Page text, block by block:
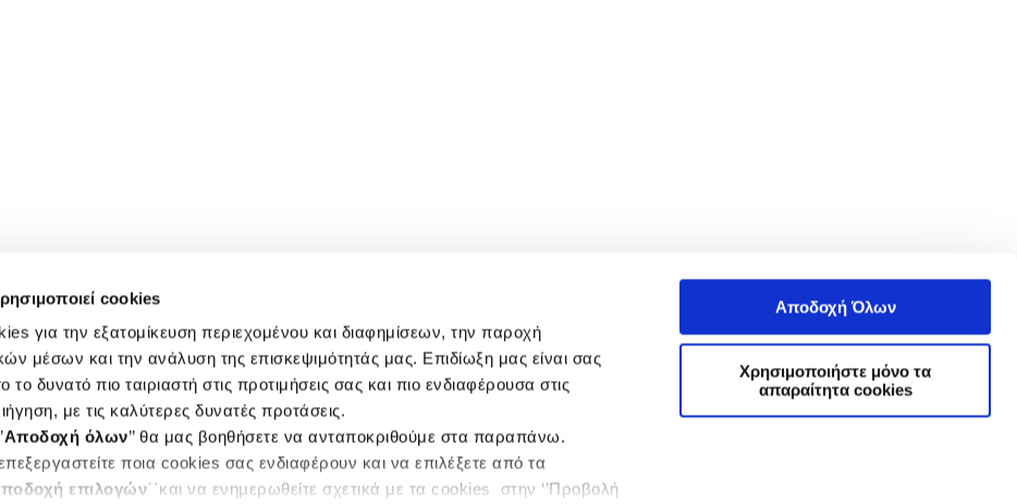
cookies
για την εξατομίκευση περιεχομένου και διαφημίσεων, την παροχή
μέσων και την ανάλυση της επισκεψιμότητάς μας. Επιδίωξη μας είναι σας
δυνατό πιο ταιριαστή στις προτιμήσεις σας και πιο ενδιαφέρουσα στις
με τις καλύτερες δυνατές προτάσεις.
Αποδοχή όλων’’ θα μας βοηθήσετε να ανταποκριθούμε στα παραπάνω.
ποια cookies σας ενδιαφέρουν και να επιλέξετε από τα
επιλογών΄΄και να ενημερωθείτε σχετικά με τα cookies στην ‘’Προβολή
Αποδοχή Όλων
Χρησιμοποιήστε μόνο τα
απαραίτητα cookies